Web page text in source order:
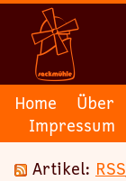
Home Über
Impressum
Artikel: RSS